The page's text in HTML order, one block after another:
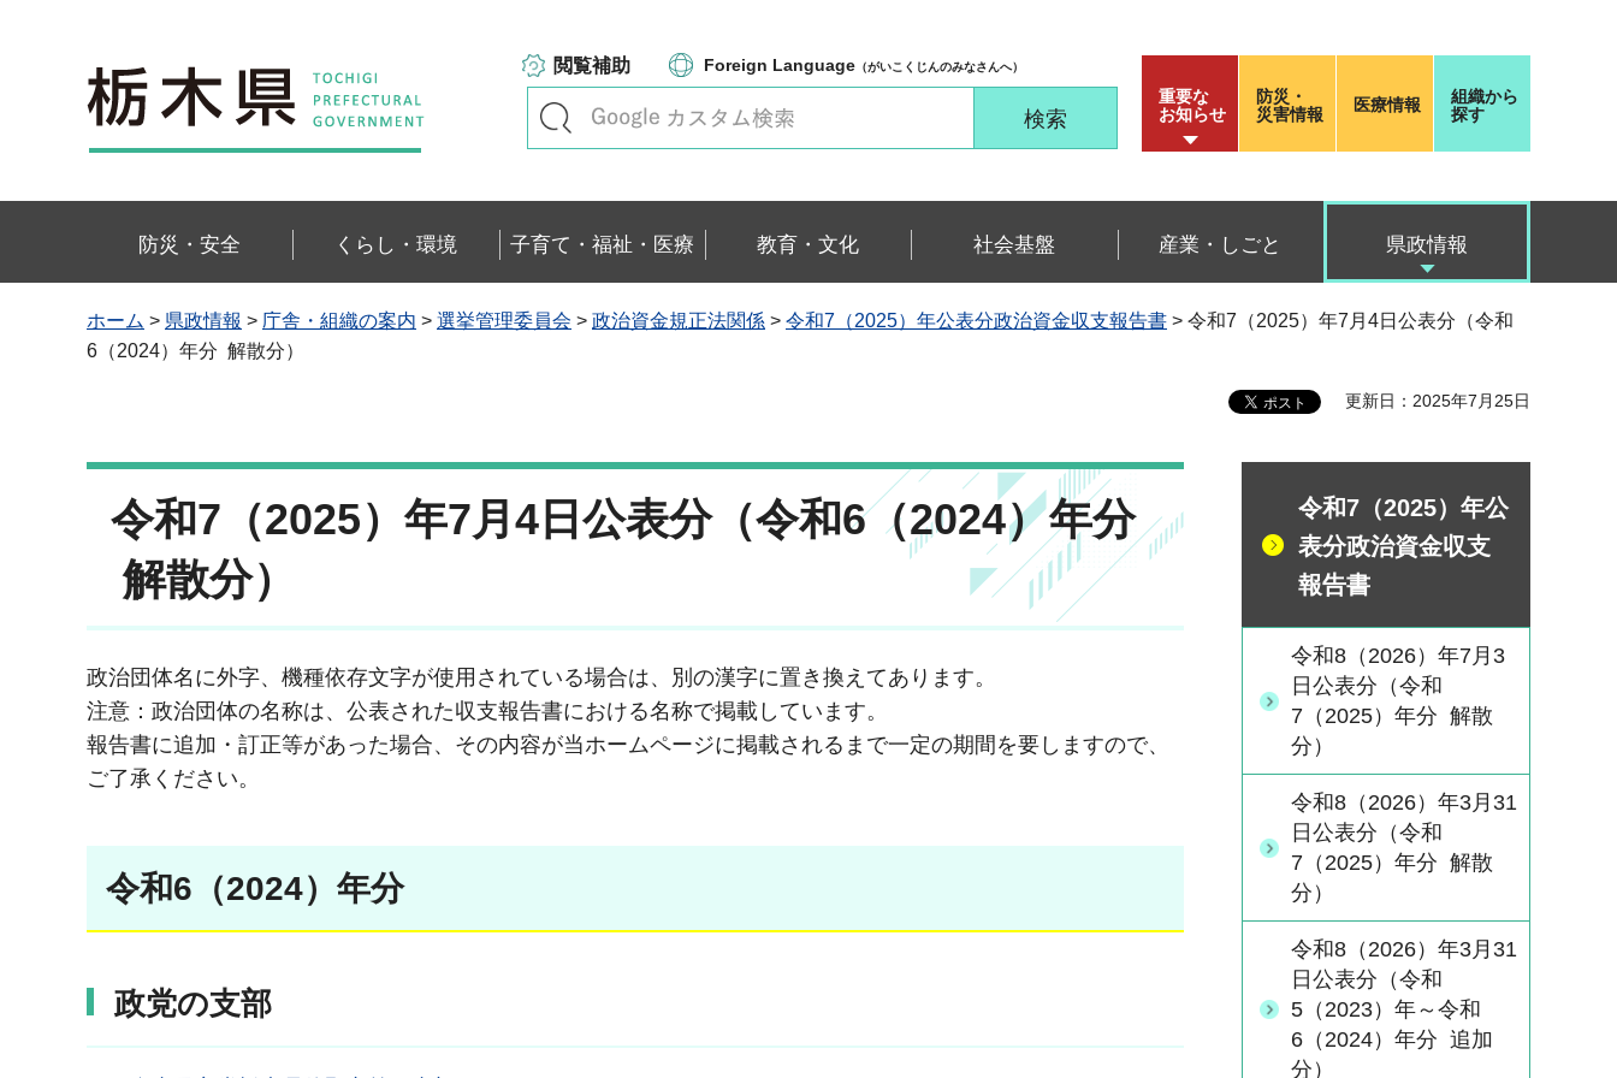
栃木県
閲覧補助 Foreign Language （がいこくじんのみなさんへ）
重要な
お知らせ
防災・
災害情報
医療情報
組織から
探す
防災・安全 くらし・環境 子育て・福祉・医療 教育・文化 社会基盤 産業・しごと 県政情報
ホーム > 県政情報 > 庁舎・組織の案内 > 選挙管理委員会 > 政治資金規正法関係 > 令和7（2025）年公表分政治資金収支報告書 > 令和7（2025）年7月4日公表分（令和
6（2024）年分 解散分）
更新日：2025年7月25日
令和7（2025）年7月4日公表分（令和6（2024）年分
解散分）
政治団体名に外字、機種依存文字が使用されている場合は、別の漢字に置き換えてあります。
注意：政治団体の名称は、公表された収支報告書における名称で掲載しています。
報告書に追加・訂正等があった場合、その内容が当ホームページに掲載されるまで一定の期間を要しますので、
ご了承ください。
令和6（2024）年分
政党の支部
令和7（2025）年公
表分政治資金収支
報告書
令和8（2026）年7月3
日公表分（令和
7（2025）年分 解散
分）
令和8（2026）年3月31
日公表分（令和
7（2025）年分 解散
分）
令和8（2026）年3月31
日公表分（令和
5（2023）年～令和
6（2024）年分 追加
分）